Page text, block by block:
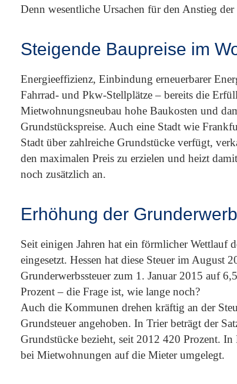
Denn wesentliche Ursachen für den Anstieg
Steigende Baupreise im
Energieeffizienz, Einbindung erneuerbarer
Fahrrad- und Pkw-Stellplätze – bereits die
Mietwohnungsneubau hohe Baukosten und
Grundstückspreise. Auch eine Stadt wie
Stadt über zahlreiche Grundstücke verfügt,
den maximalen Preis zu erzielen und heizt
noch zusätzlich an.
Erhöhung der
Seit einigen Jahren hat ein förmlicher Wettlauf
eingesetzt. Hessen hat diese Steuer im August
Grunderwerbssteuer zum 1. Januar 2015 auf
Prozent – die Frage ist, wie lange noch?
Auch die Kommunen drehen kräftig an der
Grundsteuer angehoben. In Trier beträgt der
Grundstücke bezieht, seit 2012 420 Prozent.
bei Mietwohnungen auf die Mieter umgelegt.